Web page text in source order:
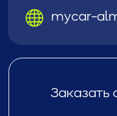
Алпысбаева, 125/1